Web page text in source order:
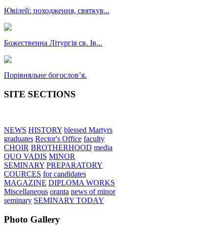
Ювілей: походження, святкув...
Божественна Літургія св. Ів...
Порівняльне богословʼя.
SITE SECTIONS
NEWS HISTORY blessed Martyrs
graduates Rector's Office faculty
CHOIR BROTHERHOOD media
QUO VADIS MINOR
SEMINARY PREPARATORY
COURCES for candidates
MAGAZINE DIPLOMA WORKS
Miscellaneous oranta news of minor
seminary SEMINARY TODAY
Photo Gallery